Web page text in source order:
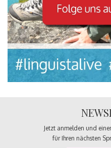
Jetzt anmelden und
für Ihren nächsten